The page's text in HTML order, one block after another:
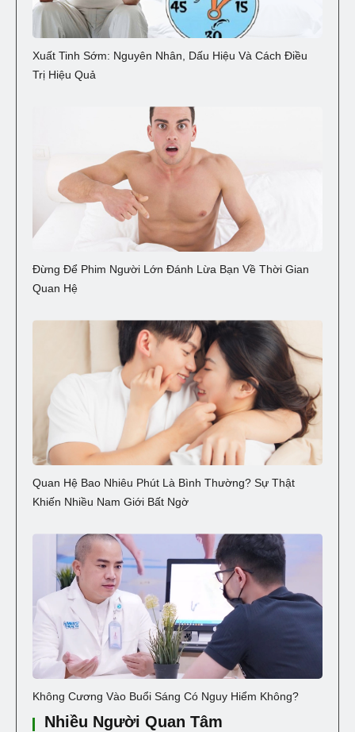
Xuất Tinh Sớm: Nguyên Nhân, Dấu Hiệu Và Cách Điều
Trị Hiệu Quả
Đừng Để Phim Người Lớn Đánh Lừa Bạn Về Thời Gian
Quan Hệ
Quan Hệ Bao Nhiêu Phút Là Bình Thường? Sự Thật
Khiến Nhiều Nam Giới Bất Ngờ
Không Cương Vào Buổi Sáng Có Nguy Hiểm Không?
Nhiều Người Quan Tâm